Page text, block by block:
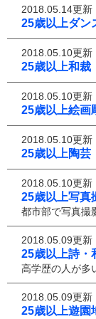
2018.05.14更新
25歳以上ダン
2018.05.10更新
25歳以上和裁
2018.05.10更新
25歳以上絵画
2018.05.10更新
25歳以上陶芸
2018.05.10更新
25歳以上写真
都市部で写真撮
2018.05.09更新
25歳以上詩・
高学歴の人が多
2018.05.09更新
25歳以上遊園